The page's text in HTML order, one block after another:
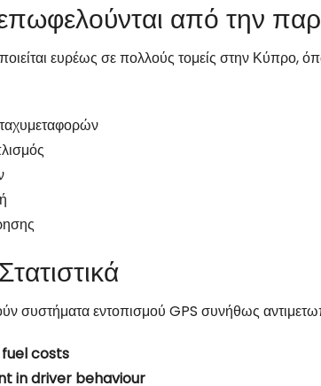
από την
ευρέως σε πολλούς τομείς στην Κύπρο,
συστήματα εντοπισμού GPS συνήθως
costs
in driver behaviour